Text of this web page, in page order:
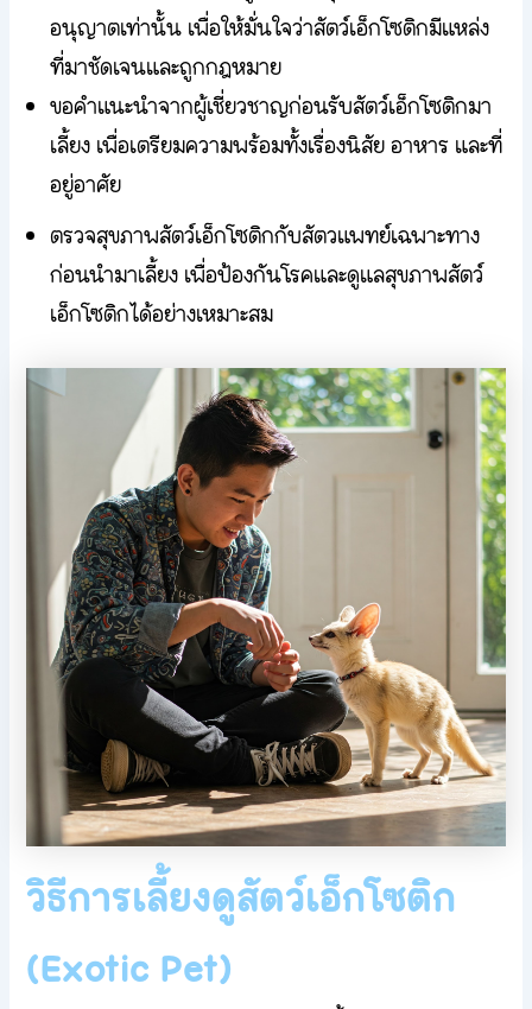
อนุญาตเท่านั้น เพื่อให้มั่นใจว่าสัตว์เอ็กโซติกมีแหล่ง
ที่มาชัดเจนและถูกกฎหมาย
ขอคำแนะนำจากผู้เชี่ยวชาญก่อนรับสัตว์เอ็กโซติกมา
เลี้ยง เพื่อเตรียมความพร้อมทั้งเรื่องนิสัย อาหาร และที่
อยู่อาศัย
ตรวจสุขภาพสัตว์เอ็กโซติกกับสัตวแพทย์เฉพาะทาง
ก่อนนำมาเลี้ยง เพื่อป้องกันโรคและดูแลสุขภาพสัตว์
เอ็กโซติกได้อย่างเหมาะสม
วิธีการเลี้ยงดูสัตว์เอ็กโซติก
(Exotic Pet)